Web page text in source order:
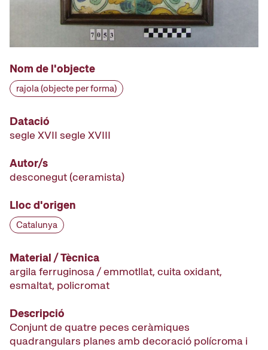
Nom de l'objecte
rajola (objecte per forma)
Datació
segle XVII segle XVIII
Autor/s
desconegut (ceramista)
Lloc d'origen
Catalunya
Material / Tècnica
argila ferruginosa / emmotllat, cuita oxidant,
esmaltat, policromat
Descripció
Conjunt de quatre peces ceràmiques
quadrangulars planes amb decoració polícroma i